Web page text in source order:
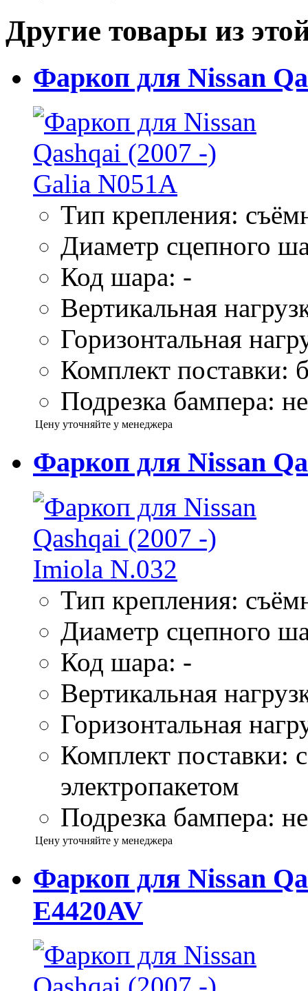
Другие товары из
Фаркоп для Nissan
Тип крепления:
Диаметр сцепного
Код шара: -
Вертикальная
Горизонтальная
Комплект поставки:
Подрезка бампера:
Цену уточняйте у менеджера
Фаркоп для Nissan
Тип крепления:
Диаметр сцепного
Код шара: -
Вертикальная
Горизонтальная
Комплект поставки:
электропакетом
Подрезка бампера:
Цену уточняйте у менеджера
Фаркоп для Nissan
E4420AV